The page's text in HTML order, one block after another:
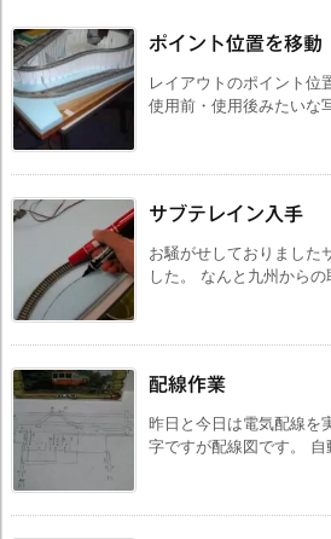
ポイント位置を移動
レイアウトのポイント位
使用前・使用後みたいな
サブテレイン入手
お騒がせしておりました
した。 なんと九州から
配線作業
昨日と今日は電気配線を
字ですが配線図です。